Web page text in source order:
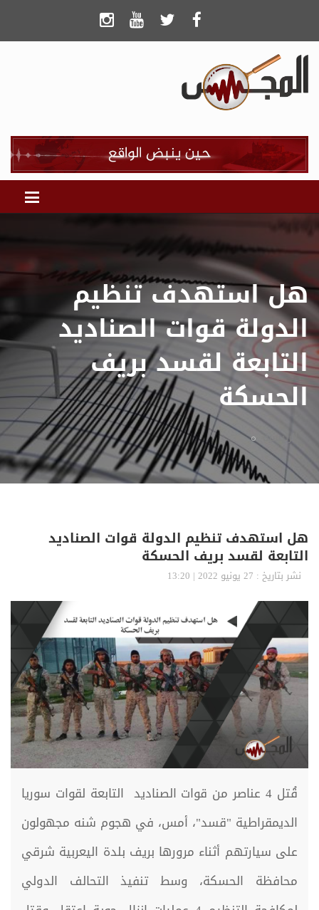
هل استهدف تنظيم
الدولة قوات الصناديد
التابعة لقسد بريف
الحسكة
الرئيسية
هل استهدف تنظيم الدولة قوات الصناديد
التابعة لقسد بريف الحسكة
نشر بتاريخ : 27 يونيو 2022 | 13:20
قُتل 4 عناصر من قوات الصناديد التابعة لقوات سوريا
الديمقراطية "قسد"، أمس، في هجوم شنه مجهولون
على سيارتهم أثناء مرورها بريف بلدة اليعربية شرقي
محافظة الحسكة، وسط تنفيذ التحالف الدولي